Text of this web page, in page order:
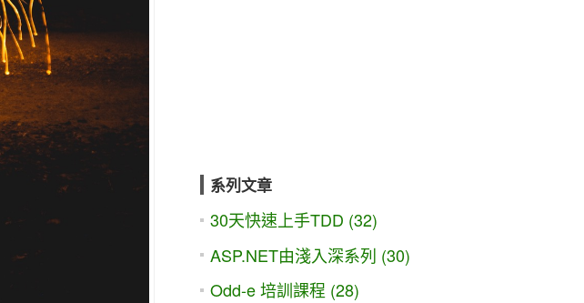
系列文章
30天快速上手TDD (32)
ASP.NET由淺入深系列 (30)
Odd-e 培訓課程 (28)